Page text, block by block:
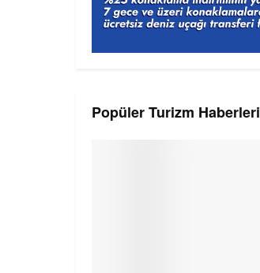
Popüler Turizm Haberleri